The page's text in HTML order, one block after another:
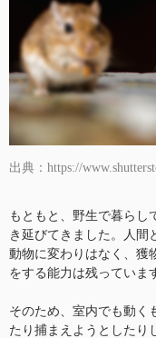
出典：https://
もともと、野生で暮らし
き延びてきました。人間
動物に変わりはなく、獲
をする能力は残っていま
そのため、室内でも動く
たり捕まえようとしたり